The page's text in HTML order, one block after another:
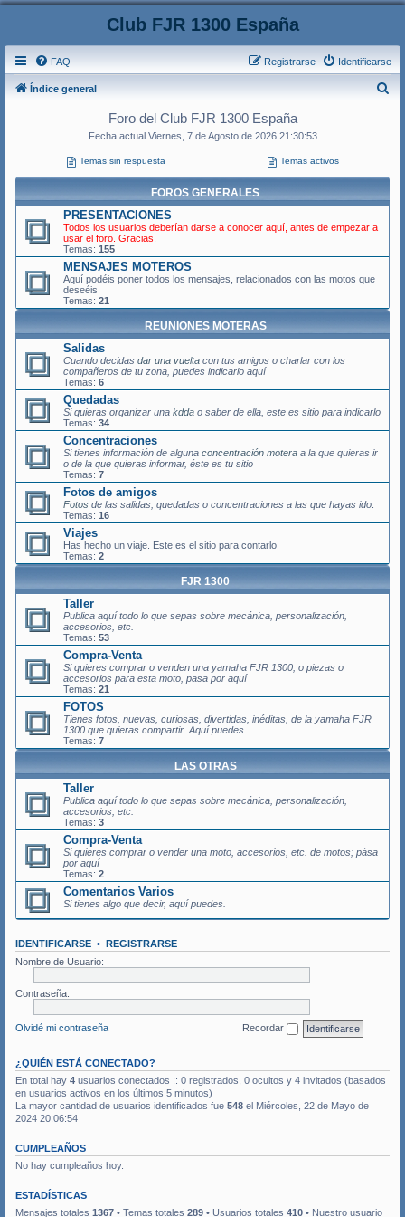
Club FJR 1300 España
FAQ Identificarse
Registrarse
Índice general
Foro del Club FJR 1300 España
Fecha actual Viernes, 7 de Agosto de 2026 21:30:53
Temas sin respuesta Temas activos
FOROS GENERALES
PRESENTACIONES
Todos los usuarios deberían darse a conocer aquí, antes de empezar a
usar el foro. Gracias.
Temas: 155
MENSAJES MOTEROS
Aquí podéis poner todos los mensajes, relacionados con las motos que
deseéis
Temas: 21
REUNIONES MOTERAS
Salidas
Cuando decidas dar una vuelta con tus amigos o charlar con los
compañeros de tu zona, puedes indicarlo aquí
Temas: 6
Quedadas
Si quieras organizar una kdda o saber de ella, este es sitio para indicarlo
Temas: 34
Concentraciones
Si tienes información de alguna concentración motera a la que quieras ir
o de la que quieras informar, éste es tu sitio
Temas: 7
Fotos de amigos
Fotos de las salidas, quedadas o concentraciones a las que hayas ido
Temas: 16
Viajes
Has hecho un viaje. Este es el sitio para contarlo
Temas: 2
FJR 1300
Taller
Publica aquí todo lo que sepas sobre mecánica, personalización,
accesorios, etc.
Temas: 53
Compra-Venta
Si quieres comprar o venden una yamaha FJR 1300, o piezas o
accesorios para esta moto, pasa por aquí
Temas: 21
FOTOS
Tienes fotos, nuevas, curiosas, divertidas, inéditas, de la yamaha FJR
1300 que quieras compartir. Aquí puedes
Temas: 7
LAS OTRAS
Taller
Publica aquí todo lo que sepas sobre mecánica, personalización,
accesorios, etc.
Temas: 3
Compra-Venta
Si quieres comprar o vender una moto, accesorios, etc. de motos; pása
por aquí
Temas: 2
Comentarios Varios
Si tienes algo que decir, aquí puedes.
IDENTIFICARSE • REGISTRARSE
Nombre de Usuario:
Contraseña:
Olvidé mi contraseña Recordar
¿QUIÉN ESTÁ CONECTADO?
En total hay 4 usuarios conectados :: 0 registrados, 0 ocultos y 4 invitados (basados
en usuarios activos en los últimos 5 minutos)
La mayor cantidad de usuarios identificados fue 548 el Miércoles, 22 de Mayo de
2024 20:06:54
CUMPLEAÑOS
No hay cumpleaños hoy.
ESTADÍSTICAS
Mensajes totales 1367 • Temas totales 289 • Usuarios totales 410 • Nuestro usuario